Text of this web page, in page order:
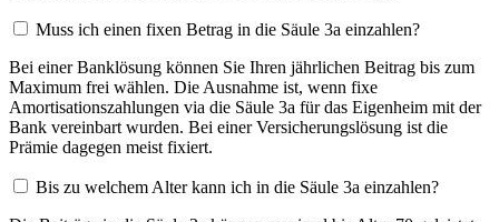
Muss ich einen fixen Betrag in die Säule 3a einzahlen?
Bei einer Banklösung können Sie Ihren jährlichen Beitrag bis zum
Maximum frei wählen. Die Ausnahme ist, wenn fixe
Amortisationszahlungen via die Säule 3a für das Eigenheim mit der
Bank vereinbart wurden. Bei einer Versicherungslösung ist die
Prämie dagegen meist fixiert.
Bis zu welchem Alter kann ich in die Säule 3a einzahlen?